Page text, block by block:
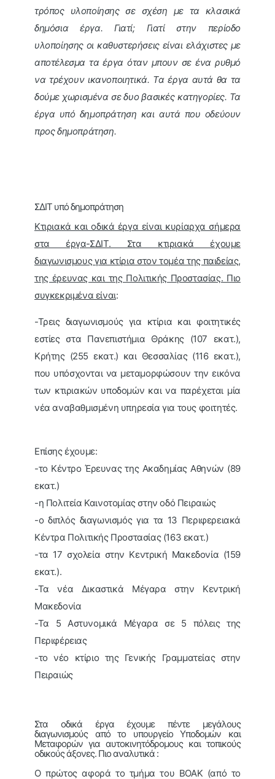
τρόπος υλοποίησης σε σχέση με τα κλασικά
δημόσια έργα. Γιατί; Γιατί στην περίοδο
υλοποίησης οι καθυστερήσεις είναι ελάχιστες με
αποτέλεσμα τα έργα όταν μπουν σε ένα ρυθμό
να τρέχουν ικανοποιητικά. Τα έργα αυτά θα τα
δούμε χωρισμένα σε δυο βασικές κατηγορίες. Τα
έργα υπό δημοπράτηση και αυτά που οδεύουν
προς δημοπράτηση.
ΣΔΙΤ υπό δημοπράτηση
Κτιριακά και οδικά έργα είναι κυρίαρχα σήμερα
στα έργα-ΣΔΙΤ. Στα κτιριακά έχουμε
διαγωνισμους για κτίρια στον τομέα της παιδείας,
της έρευνας και της Πολιτικής Προστασίας. Πιο
συγκεκριμένα είναι:
-Τρεις διαγωνισμούς για κτίρια και φοιτητικές
εστίες στα Πανεπιστήμια Θράκης (107 εκατ.),
Κρήτης (255 εκατ.) και Θεσσαλίας (116 εκατ.),
που υπόσχονται να μεταμορφώσουν την εικόνα
των κτιριακών υποδομών και να παρέχεται μία
νέα αναβαθμισμένη υπηρεσία για τους φοιτητές.
Επίσης έχουμε:
-το Κέντρο Έρευνας της Ακαδημίας Αθηνών (89
εκατ.)
-η Πολιτεία Καινοτομίας στην οδό Πειραιώς
-ο διπλός διαγωνισμός για τα 13 Περιφερειακά
Κέντρα Πολιτικής Προστασίας (163 εκατ.)
-τα 17 σχολεία στην Κεντρική Μακεδονία (159
εκατ.).
-Τα νέα Δικαστικά Μέγαρα στην Κεντρική
Μακεδονία
-Τα 5 Αστυνομικά Μέγαρα σε 5 πόλεις της
Περιφέρειας
-το νέο κτίριο της Γενικής Γραμματείας στην
Πειραιώς
Στα οδικά έργα έχουμε πέντε μεγάλους
διαγωνισμούς από το υπουργείο Υποδομών και
Μεταφορών για αυτοκινητόδρομους και τοπικούς
οδικούς άξονες. Πιο αναλυτικά :
Ο πρώτος αφορά το τμήμα του ΒΟΑΚ (από το